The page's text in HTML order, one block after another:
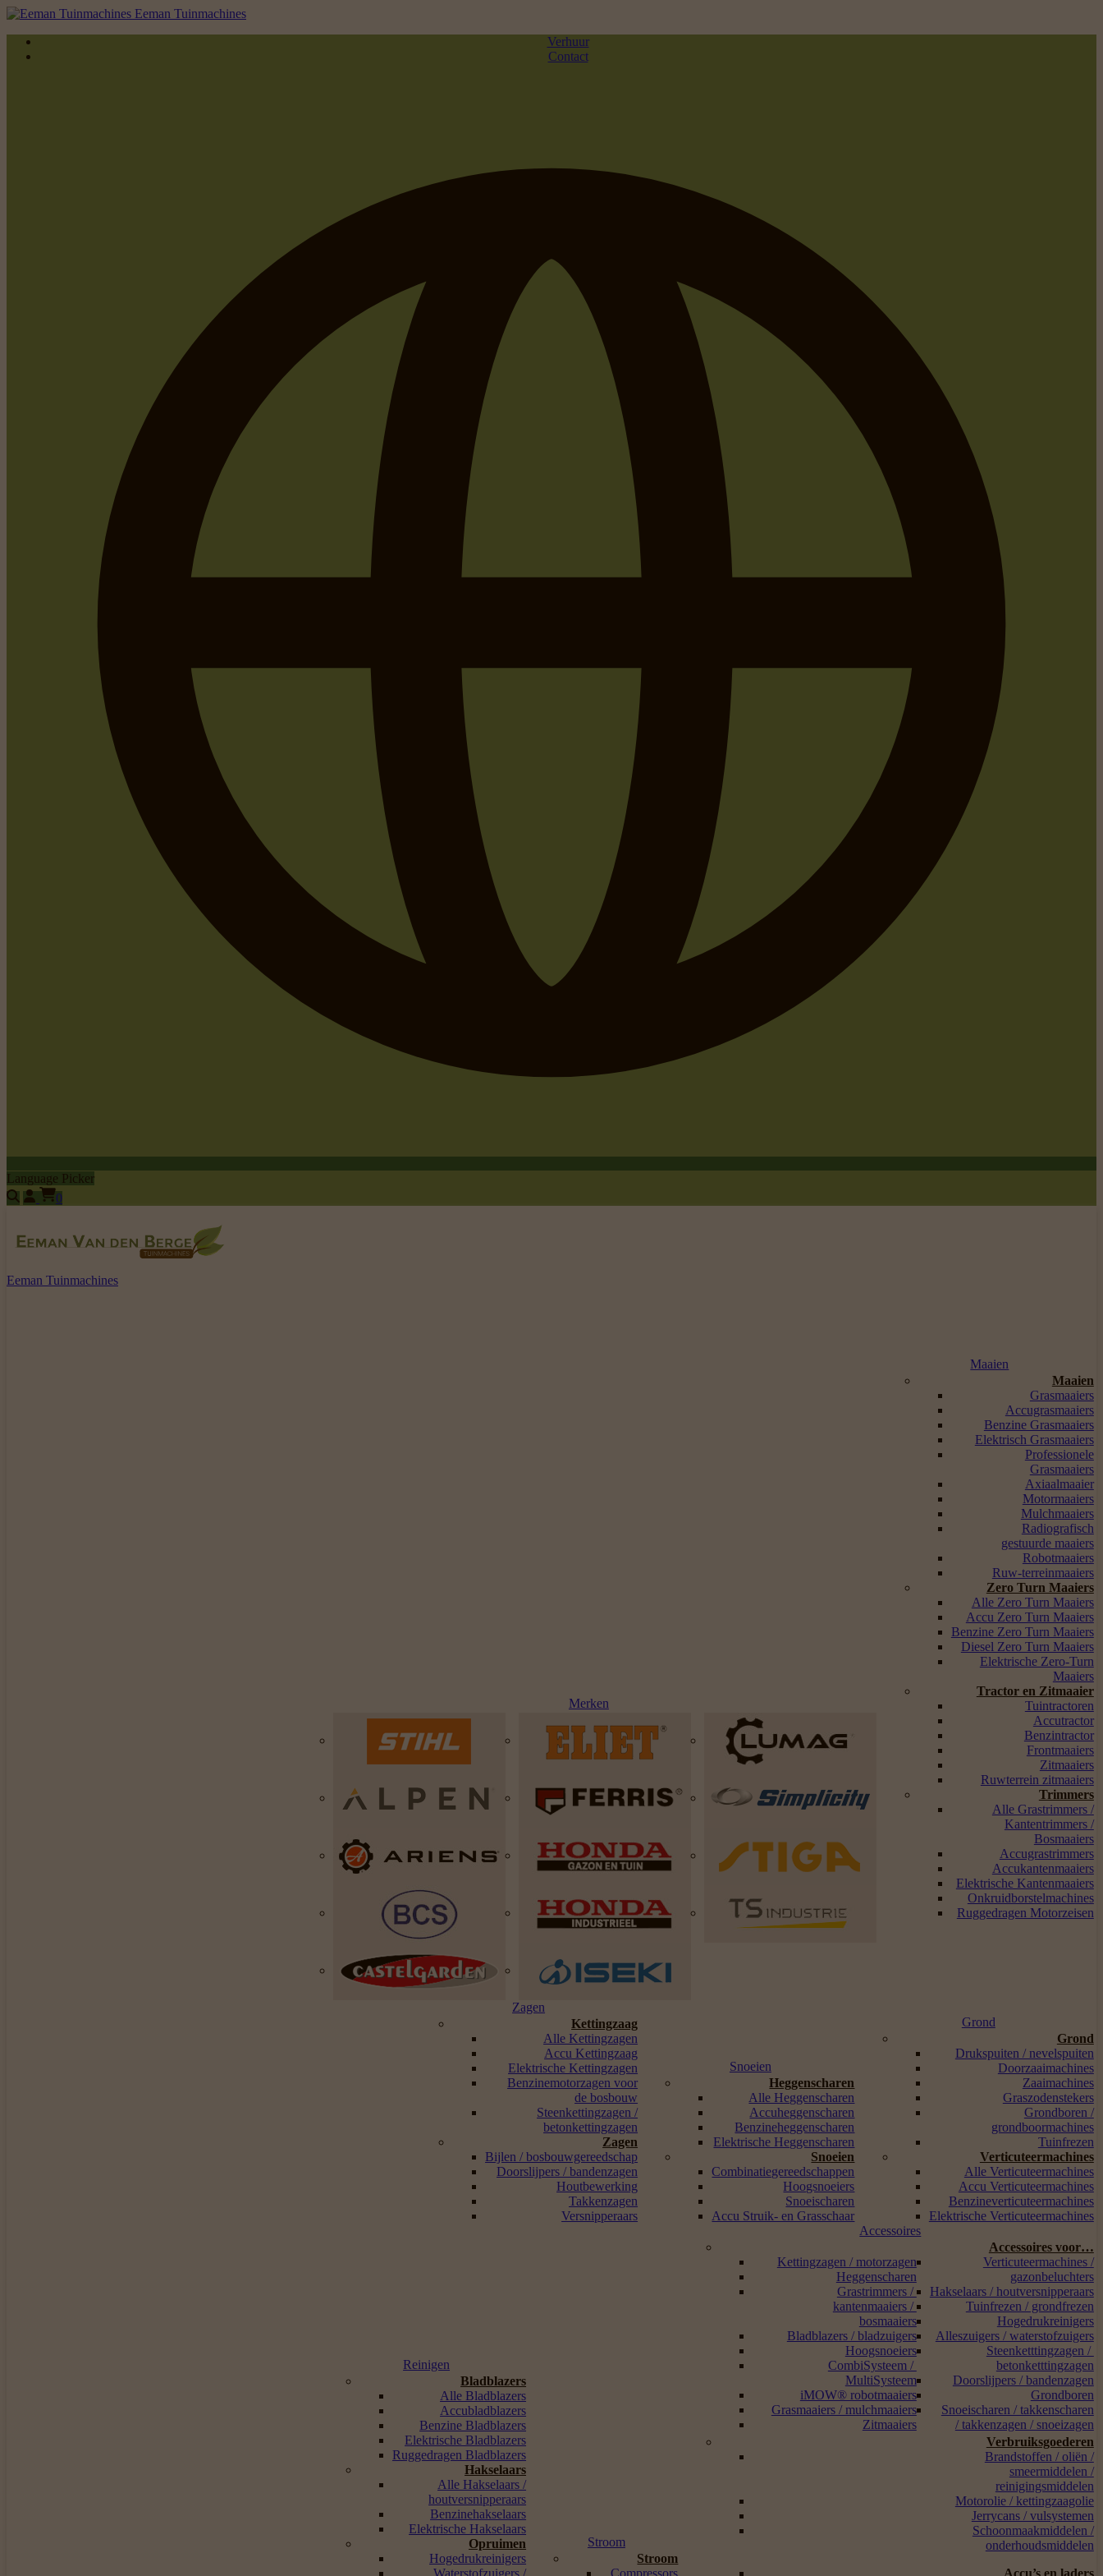
Eeman Tuinmachines
Verhuur
Contact
Language Picker
0
Eeman Tuinmachines
Merken
Maaien
Maaien
Grasmaaiers
Accugrasmaaiers
Benzine Grasmaaiers
Elektrisch Grasmaaiers
Professionele
Grasmaaiers
Axiaalmaaier
Motormaaiers
Mulchmaaiers
Radiografisch
gestuurde maaiers
Robotmaaiers
Ruw-terreinmaaiers
Zero Turn Maaiers
Alle Zero Turn Maaiers
Accu Zero Turn Maaiers
Benzine Zero Turn Maaiers
Diesel Zero Turn Maaiers
Elektrische Zero-Turn
Maaiers
Tractor en Zitmaaier
Tuintractoren
Accutractor
Benzintractor
Frontmaaiers
Zitmaaiers
Ruwterrein zitmaaiers
Trimmers
Alle Grastrimmers /
Kantentrimmers /
Bosmaaiers
Accugrastrimmers
Accukantenmaaiers
Elektrische Kantenmaaiers
Onkruidborstelmachines
Ruggedragen Motorzeisen
Zagen
Kettingzaag
Alle Kettingzagen
Accu Kettingzaag
Elektrische Kettingzagen
Benzinemotorzagen voor
de bosbouw
Steenkettingzagen /
betonkettingzagen
Zagen
Bijlen / bosbouwgereedschap
Doorslijpers / bandenzagen
Houtbewerking
Takkenzagen
Versnipperaars
Snoeien
Heggenscharen
Alle Heggenscharen
Accuheggenscharen
Benzineheggenscharen
Elektrische Heggenscharen
Snoeien
Combinatiegereedschappen
Hoogsnoeiers
Snoeischaren
Accu Struik- en Grasschaar
Grond
Grond
Drukspuiten / nevelspuiten
Doorzaaimachines
Zaaimachines
Graszodenstekers
Grondboren /
grondboormachines
Tuinfrezen
Verticuteermachines
Alle Verticuteermachines
Accu Verticuteermachines
Benzineverticuteermachines
Elektrische Verticuteermachines
Reinigen
Bladblazers
Alle Bladblazers
Accubladblazers
Benzine Bladblazers
Elektrische Bladblazers
Ruggedragen Bladblazers
Hakselaars
Alle Hakselaars /
houtversnipperaars
Benzinehakselaars
Elektrische Hakselaars
Opruimen
Hogedrukreinigers
Waterstofzuigers /
Stroom
Stroom
Compressors
Accessoires
Accessoires voor…
Kettingzagen / motorzagen
Heggenscharen
Grastrimmers /
kantenmaaiers /
bosmaaiers
Bladblazers / bladzuigers
Hoogsnoeiers
CombiSysteem /
MultiSysteem
iMOW® robotmaaiers
Grasmaaiers / mulchmaaiers
Zitmaaiers
Verticuteermachines /
gazonbeluchters
Hakselaars / houtversnipperaars
Tuinfrezen / grondfrezen
Hogedrukreinigers
Alleszuigers / waterstofzuigers
Steenketttingzagen /
betonketttingzagen
Doorslijpers / bandenzagen
Grondboren
Snoeischaren / takkenscharen
/ takkenzagen / snoeizagen
Verbruiksgoederen
Brandstoffen / oliën /
smeermiddelen /
reinigingsmiddelen
Motorolie / kettingzaagolie
Jerrycans / vulsystemen
Schoonmaakmiddelen /
onderhoudsmiddelen
Accu’s en laders